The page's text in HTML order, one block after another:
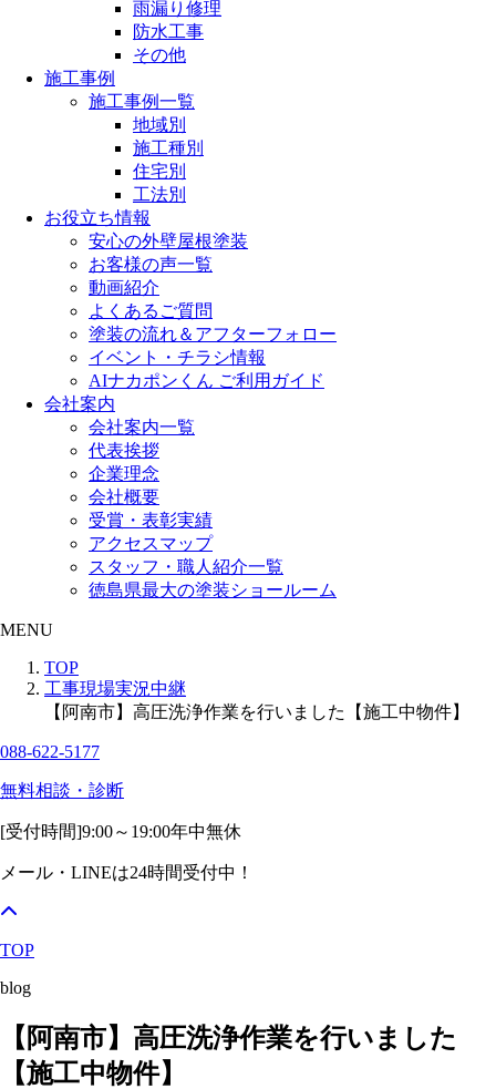
雨漏り修理
防水工事
その他
施工事例
施工事例一覧
地域別
施工種別
住宅別
工法別
お役立ち情報
安心の外壁屋根塗装
お客様の声一覧
動画紹介
よくあるご質問
塗装の流れ＆アフターフォロー
イベント・チラシ情報
AIナカポンくん ご利用ガイド
会社案内
会社案内一覧
代表挨拶
企業理念
会社概要
受賞・表彰実績
アクセスマップ
スタッフ・職人紹介一覧
徳島県最大の塗装ショールーム
MENU
TOP
工事現場実況中継
【阿南市】高圧洗浄作業を行いました【施工中物件】
088-622-5177
無料相談・診断
[受付時間]9:00～19:00年中無休
メール・LINEは24時間受付中！
TOP
blog
【阿南市】高圧洗浄作業を行いました
【施工中物件】